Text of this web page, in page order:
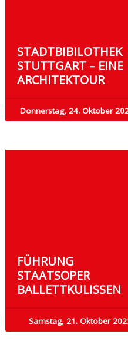
STADTBIBILOTHEK
STUTTGART – EINE
ARCHITEKTOUR
Donnerstag, 24. Oktober
FÜHRUNG
STAATSOPER
BALLETTKULISSEN
Samstag, 21. Oktober